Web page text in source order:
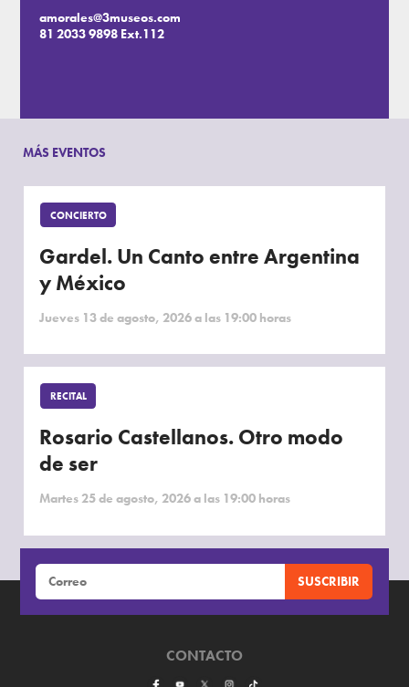
amorales@3museos.com
81 2033 9898 Ext.112
MÁS EVENTOS
CONCIERTO
Gardel. Un Canto entre Argentina
y México
Jueves 13 de agosto, 2026 a las 19:00 horas
RECITAL
Rosario Castellanos. Otro modo
de ser
Martes 25 de agosto, 2026 a las 19:00 horas
CONTACTO